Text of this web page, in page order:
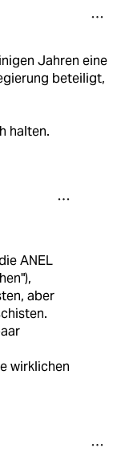
Jahren eine
beteiligt,
halten.
ANEL
aber
wirklichen